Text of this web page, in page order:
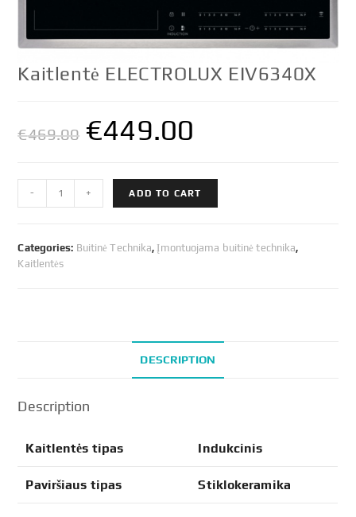
Kaitlentė ELECTROLUX EIV6340X
€469.00 €449.00
ELECTROLUX
- + ADD TO CART
Categories: Buitinė Technika, Įmontuojama buitinė technika,
Kaitlentės
DESCRIPTION
Description
Kaitlentės tipas Indukcinis
Paviršiaus tipas Stiklokeramika